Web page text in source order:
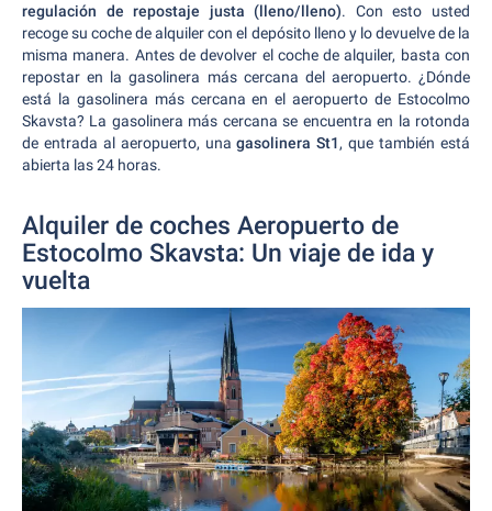
regulación de repostaje justa (lleno/lleno). Con esto usted
recoge su coche de alquiler con el depósito lleno y lo devuelve de la
misma manera. Antes de devolver el coche de alquiler, basta con
repostar en la gasolinera más cercana del aeropuerto. ¿Dónde
está la gasolinera más cercana en el aeropuerto de Estocolmo
Skavsta? La gasolinera más cercana se encuentra en la rotonda
de entrada al aeropuerto, unagasolinera St1, que también está
abierta las 24 horas.
Alquiler de coches Aeropuerto de
Estocolmo Skavsta: Un viaje de ida y
vuelta